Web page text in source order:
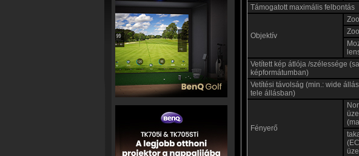
Támogatott maximális felbontás
Objektív
Vetített kép átlója /szélessége
képformátumban)
Vetítési távolság (min.: wide
tele állásban)
Fényerő